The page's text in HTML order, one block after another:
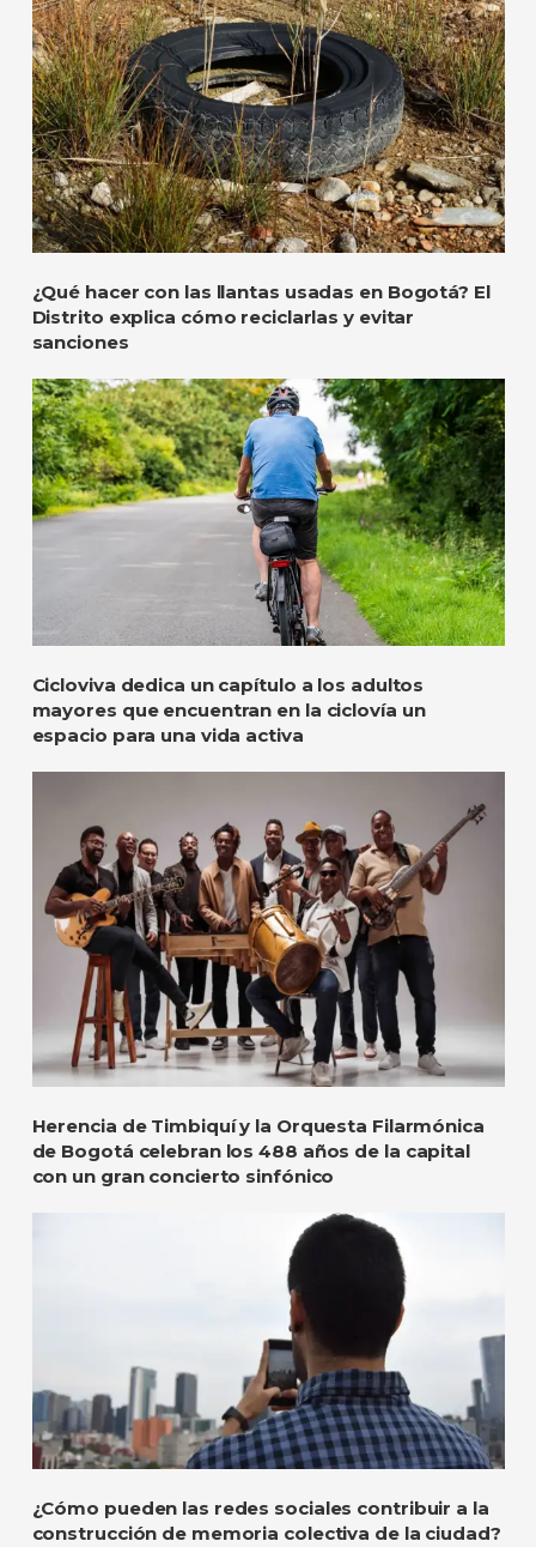
¿Qué hacer con las llantas usadas en Bogotá? El
Distrito explica cómo reciclarlas y evitar
sanciones
Cicloviva dedica un capítulo a los adultos
mayores que encuentran en la ciclovía un
espacio para una vida activa
Herencia de Timbiquí y la Orquesta Filarmónica
de Bogotá celebran los 488 años de la capital
con un gran concierto sinfónico
¿Cómo pueden las redes sociales contribuir a la
construcción de memoria colectiva de la ciudad?